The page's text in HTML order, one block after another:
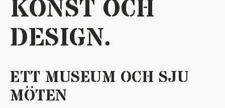
KONST OCH
DESIGN.
ETT MUSEUM OCH SJU
MÖTEN